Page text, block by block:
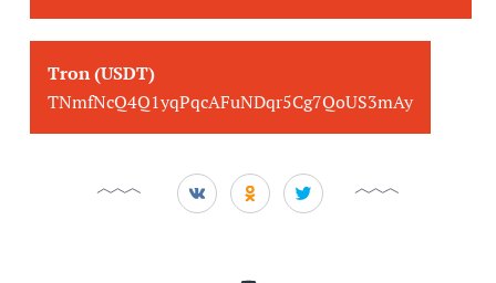
Tron (USDT)
TNmfNcQ4Q1yqPqcAFuNDqr5Cg7QoUS3mAy